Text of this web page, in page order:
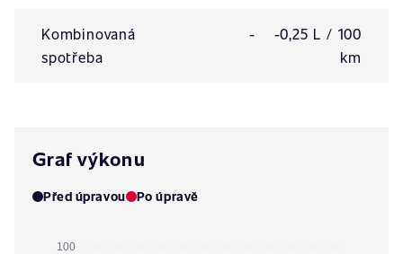
Kombinovaná
spotřeba
-
-0,25 L / 100
km
Graf výkonu
Před úpravou Po úpravě
100